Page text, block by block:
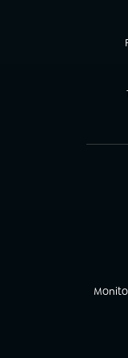
(abre